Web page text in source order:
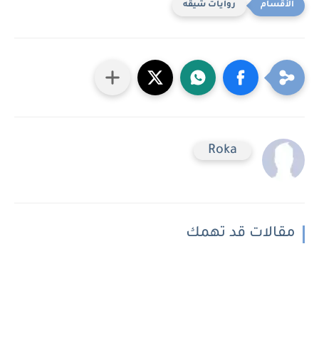
روايات شيقه
Roka
مقالات قد تهمك